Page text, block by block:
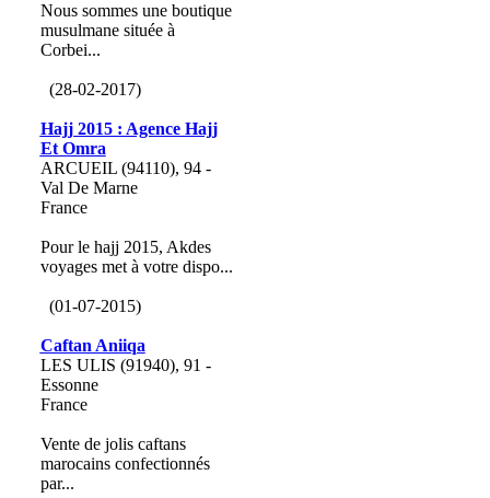
Nous sommes une boutique
musulmane située à
Corbei...
(28-02-2017)
Hajj 2015 : Agence Hajj
Et Omra
ARCUEIL (94110), 94 -
Val De Marne
France
Pour le hajj 2015, Akdes
voyages met à votre dispo...
(01-07-2015)
Caftan Aniiqa
LES ULIS (91940), 91 -
Essonne
France
Vente de jolis caftans
marocains confectionnés
par...